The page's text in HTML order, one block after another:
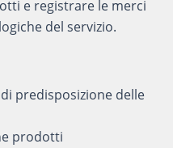
e registrare le merci
del servizio.
predisposizione delle
prodotti